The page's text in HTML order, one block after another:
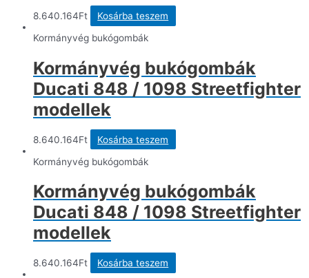
8.640.164Ft
Kosárba teszem
Kormányvég bukógombák
Kormányvég bukógombák
Ducati 848 / 1098 Streetfighter
modellek
8.640.164Ft
Kosárba teszem
Kormányvég bukógombák
Kormányvég bukógombák
Ducati 848 / 1098 Streetfighter
modellek
8.640.164Ft
Kosárba teszem